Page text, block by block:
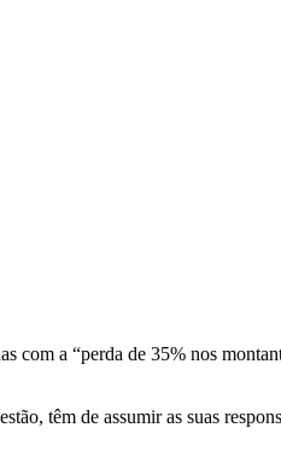
a “perda de 35% nos
têm de assumir as suas